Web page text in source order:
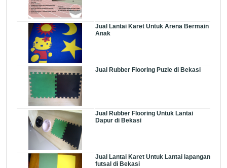
Jual Lantai Karet Untuk Arena Bermain
Anak
Jual Rubber Flooring Puzle di Bekasi
Jual Rubber Flooring Untuk Lantai
Dapur di Bekasi
Jual Lantai Karet Untuk Lantai lapangan
futsal di Bekasi